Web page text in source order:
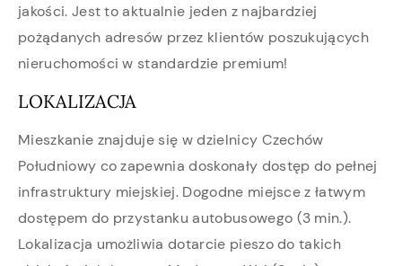
jakości. Jest to aktualnie jeden z najbardziej
pożądanych adresów przez klientów poszukujących
nieruchomości w standardzie premium!
LOKALIZACJA
Mieszkanie znajduje się w dzielnicy Czechów
Południowy co zapewnia doskonały dostęp do pełnej
infrastruktury miejskiej. Dogodne miejsce z łatwym
dostępem do przystanku autobusowego (3 min.).
Lokalizacja umożliwia dotarcie pieszo do takich